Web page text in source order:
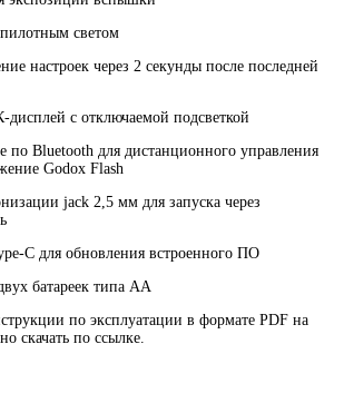
светом
настроек через 2 секунды после последней
с отключаемой подсветкой
по Bluetooth для дистанционного управления
Godox Flash
jack 2,5 мм для запуска через
C для обновления встроенного ПО
батареек типа АА
по эксплуатации в формате PDF на
скачать по ссылке.